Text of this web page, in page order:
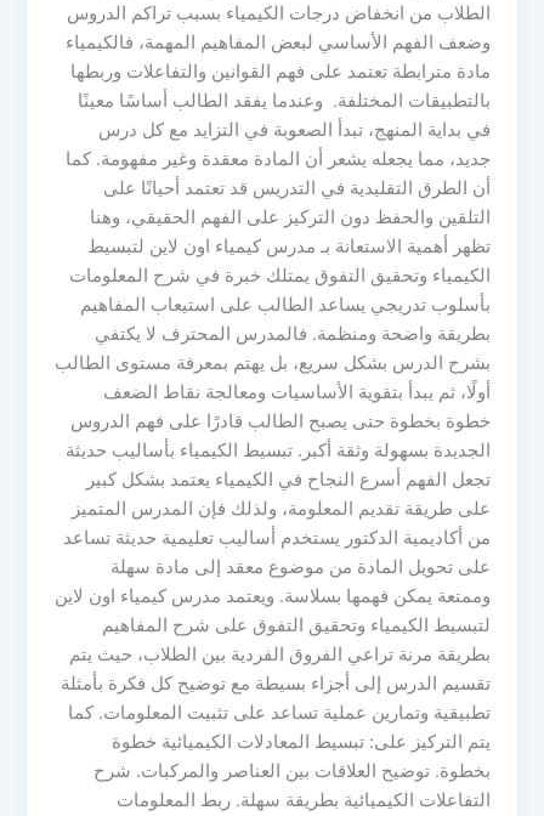
الطلاب من انخفاض درجات الكيمياء بسبب تراكم الدروس
وضعف الفهم الأساسي لبعض المفاهيم المهمة، فالكيمياء
مادة مترابطة تعتمد على فهم القوانين والتفاعلات وربطها
بالتطبيقات المختلفة. وعندما يفقد الطالب أساسًا معينًا
في بداية المنهج، تبدأ الصعوبة في التزايد مع كل درس
جديد، مما يجعله يشعر أن المادة معقدة وغير مفهومة. كما
أن الطرق التقليدية في التدريس قد تعتمد أحيانًا على
التلقين والحفظ دون التركيز على الفهم الحقيقي، وهنا
تظهر أهمية الاستعانة بـ مدرس كيمياء اون لاين لتبسيط
الكيمياء وتحقيق التفوق يمتلك خبرة في شرح المعلومات
بأسلوب تدريجي يساعد الطالب على استيعاب المفاهيم
بطريقة واضحة ومنظمة. فالمدرس المحترف لا يكتفي
بشرح الدرس بشكل سريع، بل يهتم بمعرفة مستوى الطالب
أولًا، ثم يبدأ بتقوية الأساسيات ومعالجة نقاط الضعف
خطوة بخطوة حتى يصبح الطالب قادرًا على فهم الدروس
الجديدة بسهولة وثقة أكبر. تبسيط الكيمياء بأساليب حديثة
تجعل الفهم أسرع النجاح في الكيمياء يعتمد بشكل كبير
على طريقة تقديم المعلومة، ولذلك فإن المدرس المتميز
من أكاديمية الدكتور يستخدم أساليب تعليمية حديثة تساعد
على تحويل المادة من موضوع معقد إلى مادة سهلة
وممتعة يمكن فهمها بسلاسة. ويعتمد مدرس كيمياء اون لاين
لتبسيط الكيمياء وتحقيق التفوق على شرح المفاهيم
بطريقة مرنة تراعي الفروق الفردية بين الطلاب، حيث يتم
تقسيم الدرس إلى أجزاء بسيطة مع توضيح كل فكرة بأمثلة
تطبيقية وتمارين عملية تساعد على تثبيت المعلومات. كما
يتم التركيز على: تبسيط المعادلات الكيميائية خطوة
بخطوة. توضيح العلاقات بين العناصر والمركبات. شرح
التفاعلات الكيميائية بطريقة سهلة. ربط المعلومات